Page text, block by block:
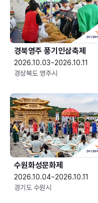
경북영주 풍기인삼축제
2026.10.03~2026.10.11
경상북도 영주시
수원화성문화제
2026.10.04~2026.10.11
경기도 수원시